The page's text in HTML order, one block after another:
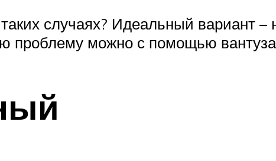
случаях? Идеальный вариант –
проблему можно с помощью вантуза